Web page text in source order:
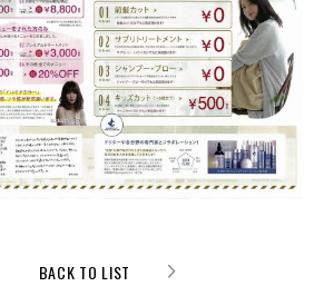
BACK TO LIST